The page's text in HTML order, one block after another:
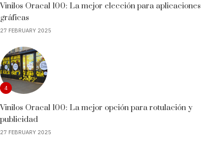
Vinilos Oracal 100: La mejor elección para aplicaciones
gráficas
27 FEBRUARY 2025
4
Vinilos Oracal 100: La mejor opción para rotulación y
publicidad
27 FEBRUARY 2025